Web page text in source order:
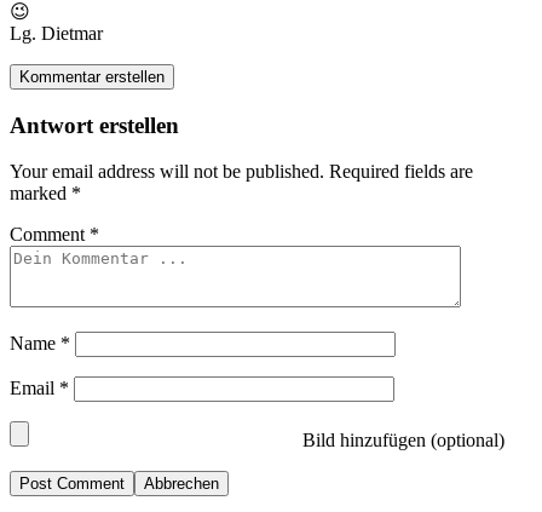
😉
Lg. Dietmar
Kommentar erstellen
Antwort erstellen
Your email address will not be published. Required fields are
marked *
Comment *
Name *
Email *
Bild hinzufügen (optional)
Abbrechen